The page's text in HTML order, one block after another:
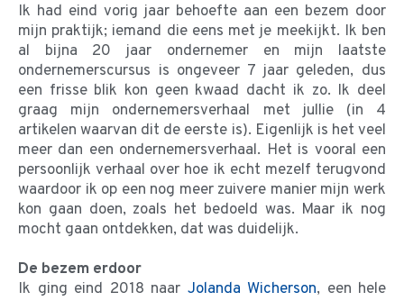
Ik had eind vorig jaar behoefte aan een bezem door
mijn praktijk; iemand die eens met je meekijkt. Ik ben
al bijna 20 jaar ondernemer en mijn laatste
ondernemerscursus is ongeveer 7 jaar geleden, dus
een frisse blik kon geen kwaad dacht ik zo. Ik deel
graag mijn ondernemersverhaal met jullie (in 4
artikelen waarvan dit de eerste is). Eigenlijk is het veel
meer dan een ondernemersverhaal. Het is vooral een
persoonlijk verhaal over hoe ik echt mezelf terugvond
waardoor ik op een nog meer zuivere manier mijn werk
kon gaan doen, zoals het bedoeld was. Maar ik nog
mocht gaan ontdekken, dat was duidelijk.
De bezem erdoor
Ik ging eind 2018 naar Jolanda Wicherson, een hele